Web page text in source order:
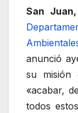
San
anunció
su misión
«acabar,
todos